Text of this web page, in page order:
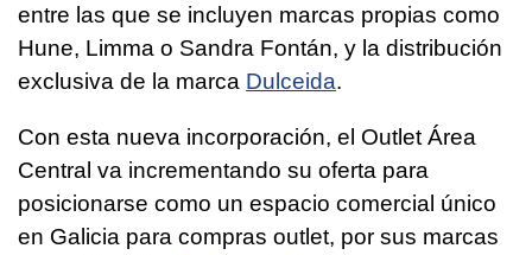
entre las que se incluyen marcas propias como
Hune, Limma o Sandra Fontán, y la distribución
exclusiva de la marca Dulceida.
Con esta nueva incorporación, el Outlet Área
Central va incrementando su oferta para
posicionarse como un espacio comercial único
en Galicia para compras outlet, por sus marcas